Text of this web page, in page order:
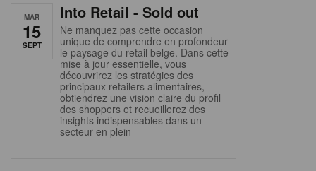
MAR
15
SEPT
Into Retail - Sold out
Ne manquez pas cette occasion
unique de comprendre en profondeur
le paysage du retail belge. Dans cette
mise à jour essentielle, vous
découvrirez les stratégies des
principaux retailers alimentaires,
obtiendrez une vision claire du profil
des shoppers et recueillerez des
insights indispensables dans un
secteur en plein